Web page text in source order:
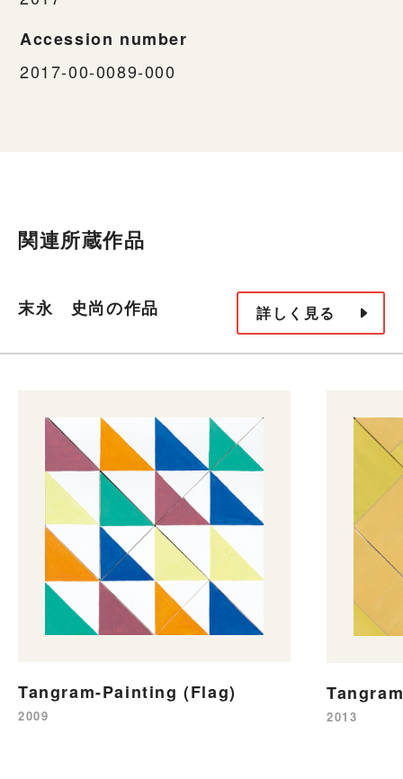
Accession number
2017-00-0089-000
関連所蔵作品
末永 史尚の作品 詳しく見る
Tangram-Painting (Flag)
2009 2013